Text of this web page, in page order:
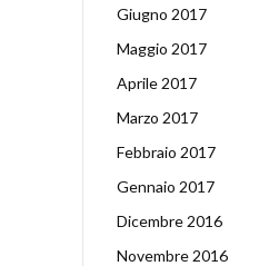
Giugno 2017
Maggio 2017
Aprile 2017
Marzo 2017
Febbraio 2017
Gennaio 2017
Dicembre 2016
Novembre 2016